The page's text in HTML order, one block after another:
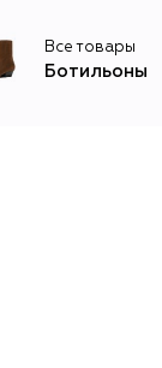
Все товары
Ботильоны